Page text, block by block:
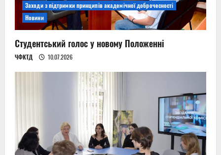
Заходи з підтримки принципів академічної доброчесності
Новини
Студентський голос у новому Положенні
ЧФКТД 10.07.2026